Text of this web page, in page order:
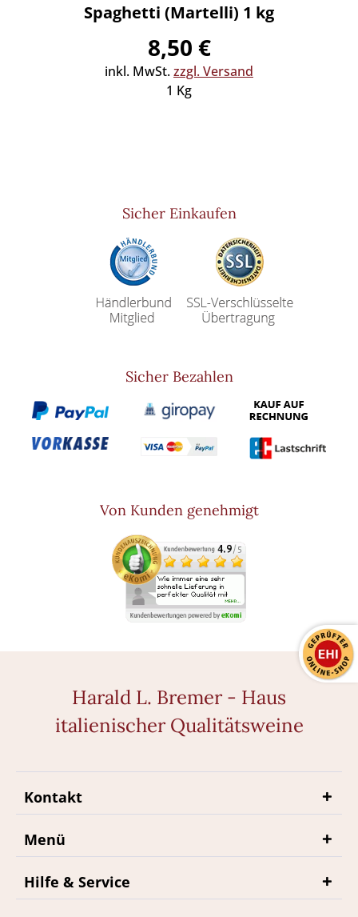
Spaghetti (Martelli) 1 kg
8,50 €
inkl. MwSt.zzgl. Versand
1 Kg
Sicher Einkaufen
Sicher Bezahlen
Von Kunden genehmigt
Harald L. Bremer - Haus
italienischer Qualitätsweine
Kontakt
Menü
Hilfe & Service